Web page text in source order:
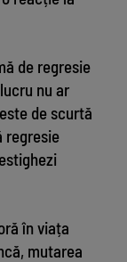
de regresie
nu ar
de scurtă
regresie
în viața
mutarea